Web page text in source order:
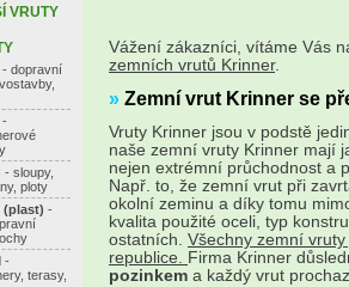
Vážení zákazníci, vítáme Vás
zemních vrutů Krinner.
» Zemní vrut Krinner se
Vruty Krinner jsou v podstě
naše zemní vruty Krinner mají
nejen extrémní průchodnost a
Např. to, že zemní vrut při
okolní zeminu a díky tomu
kvalita použité oceli, typ
ostatních. Všechny zemní
republice. Firma Krinner
pozinkem a každý vrut
VRUTY
- dopravní
-
- sloupy,
ploty
(plast) -
-
terasy,